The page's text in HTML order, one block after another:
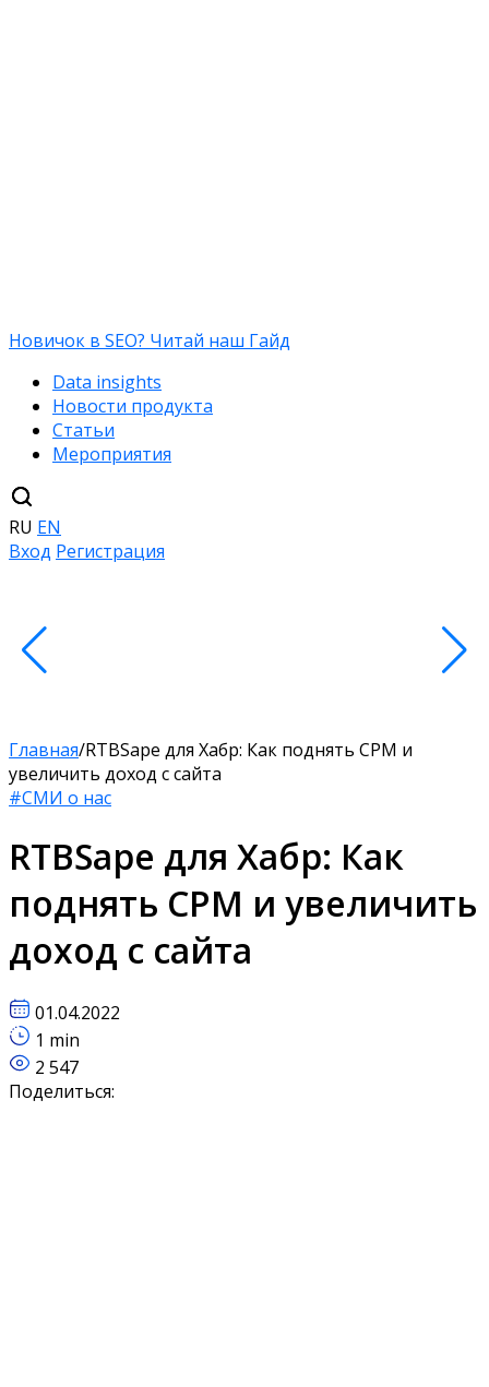
Новичок в SEO? Читай наш Гайд
Data insights
Новости продукта
Статьи
Мероприятия
RU EN
Вход Регистрация
Главная/​​RTBSape для Хабр: Как поднять CPM и
увеличить доход с сайта
#СМИ о нас
​​RTBSape для Хабр: Как
поднять CPM и увеличить
доход с сайта
01.04.2022
1 min
2 547
Поделиться: